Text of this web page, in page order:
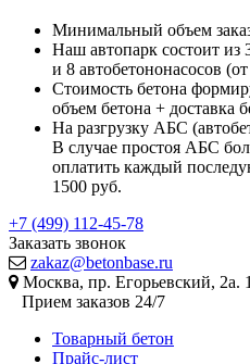
Минимальный объем
Наш автопарк состоит из
и 8 автобетононасосов
Стоимость бетона
объем бетона + доставка
На разгрузку АБС
В случае простоя АБС
оплатить каждый
1500 руб.
+7 (499) 112-45-78
Заказать звонок
zakaz@betonbase.ru
Москва, пр. Егорьевский, 2а.
Прием заказов 24/7
Товарный бетон
Прайс-лист